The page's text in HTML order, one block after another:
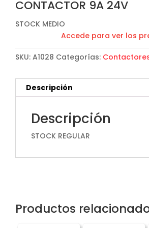
CONTACTOR 9A 24V
STOCK MEDIO
Accede para ver los
SKU: A1028 Categorías:
Descripción
Descripción
STOCK REGULAR
Productos